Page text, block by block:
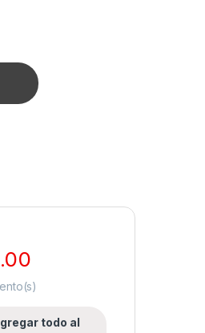
todo al